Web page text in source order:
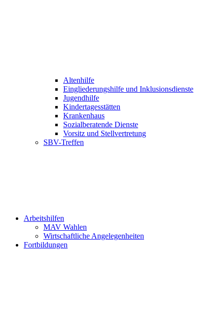
Altenhilfe
Eingliederungshilfe und Inklusionsdienste
Jugendhilfe
Kindertagesstätten
Krankenhaus
Sozialberatende Dienste
Vorsitz und Stellvertretung
SBV-Treffen
Arbeitshilfen
MAV Wahlen
Wirtschaftliche Angelegenheiten
Fortbildungen